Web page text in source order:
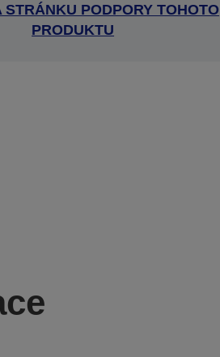
STRÁNKU PODPORY TOHOTO
PRODUKTU